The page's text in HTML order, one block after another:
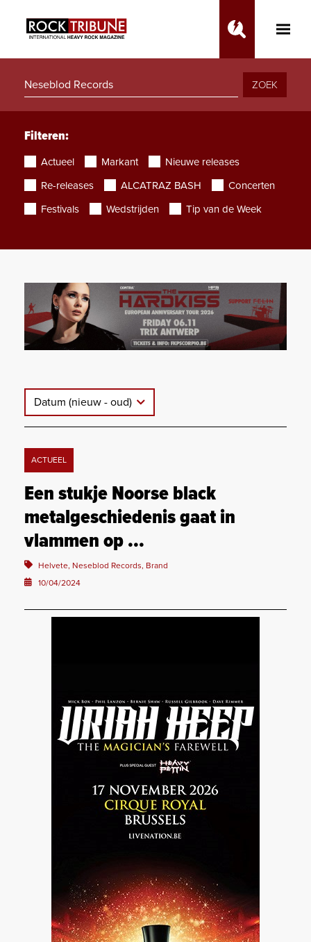
Toggle
ZOEK
Filteren:
Actueel Markant
Nieuwe releases
Re-releases
ALCATRAZ BASH
Concerten
Festivals
Wedstrijden Tip van de Week
Datum (nieuw - oud)
ACTUEEL
Een stukje Noorse black
metalgeschiedenis gaat in
vlammen op ...
Helvete, Neseblod Records, Brand
10/04/2024